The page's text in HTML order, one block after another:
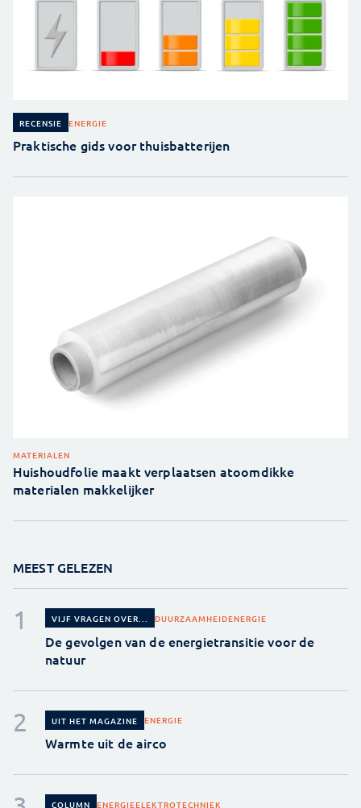
RECENSIE ENERGIE
Praktische gids voor thuisbatterijen
MATERIALEN
Huishoudfolie maakt verplaatsen atoomdikke
materialen makkelijker
MEEST GELEZEN
VIJF VRAGEN OVER... DUURZAAMHEIDENERGIE
De gevolgen van de energietransitie voor de
natuur
UIT HET MAGAZINE ENERGIE
Warmte uit de airco
COLUMN ENERGIEELEKTROTECHNIEK